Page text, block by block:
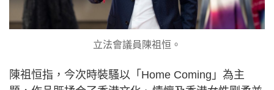
立法會議員陳祖恒。
陳祖恒指，今次時裝騷以「Home Coming」為主